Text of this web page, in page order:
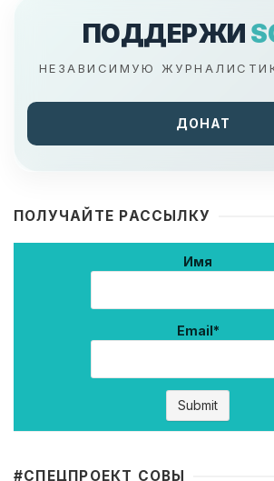
ПОДДЕРЖИ
НЕЗАВИСИМУЮ
ДОНАТ
ПОЛУЧАЙТЕ РАССЫЛКУ
Имя
Email*
#CПЕЦПРОЕКТ СОВЫ